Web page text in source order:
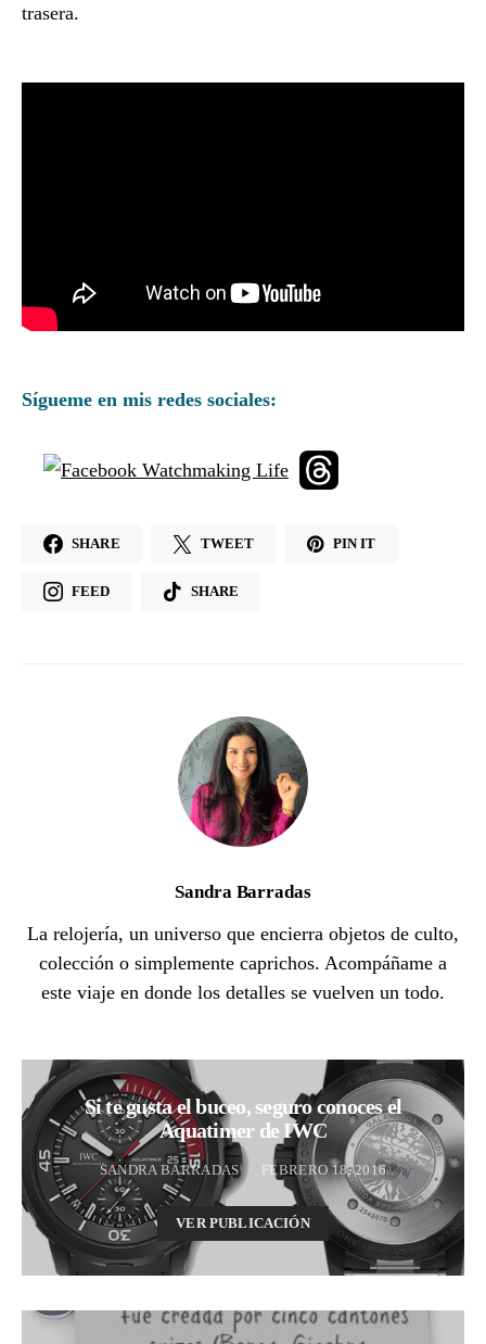
trasera.
Sígueme en mis redes sociales:
SHARE TWEET PIN IT
FEED SHARE
Sandra Barradas
La relojería, un universo que encierra objetos de culto,
colección o simplemente caprichos. Acompáñame a
este viaje en donde los detalles se vuelven un todo.
Si te gusta el buceo, seguro conoces el
Aquatimer de IWC
SANDRA BARRADAS FEBRERO 18, 2016
VER PUBLICACIÓN